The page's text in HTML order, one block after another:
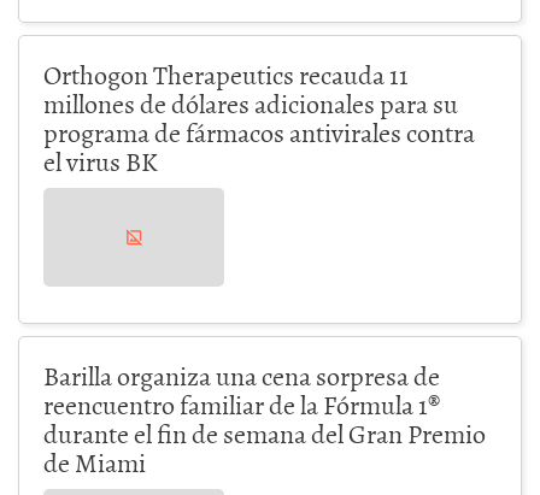
Orthogon Therapeutics recauda 11
millones de dólares adicionales para su
programa de fármacos antivirales contra
el virus BK
Barilla organiza una cena sorpresa de
reencuentro familiar de la Fórmula 1®
durante el fin de semana del Gran Premio
de Miami